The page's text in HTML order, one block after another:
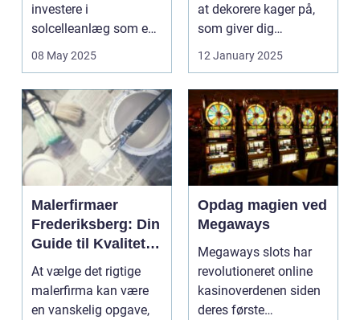
investere i
solcelleanlæg som en
bæred...
08 May 2025
at dekorere kager på,
som giver dig
mulighed for ...
12 January 2025
Malerfirmaer
Frederiksberg: Din
Guide til Kvalitet
og Service
At vælge det rigtige
malerfirma kan være
en vanskelig opgave,
Opdag magien ved
Megaways
Megaways slots har
revolutioneret online
kasinoverdenen siden
deres første